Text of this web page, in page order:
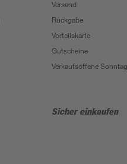
Versand
Rückgabe
Vorteilskarte
Gutscheine
Verkaufsoffene
Sicher einkaufen